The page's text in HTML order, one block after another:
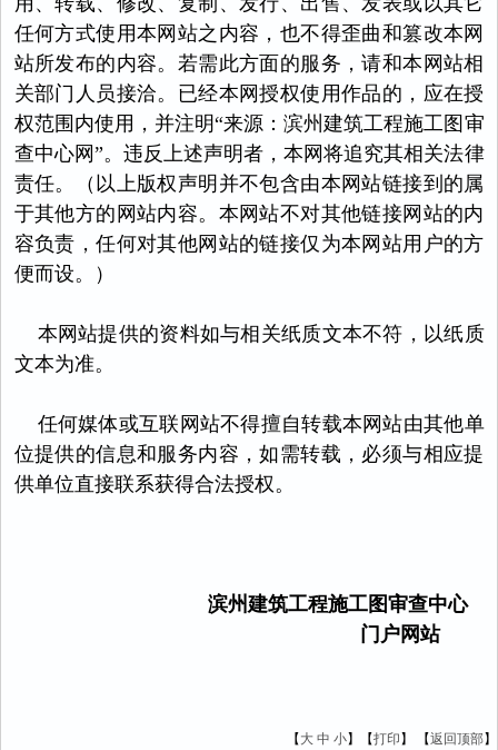
任何方式使用本网站之内容，也不得歪曲和篡改本网
站所发布的内容。若需此方面的服务，请和本网站相
关部门人员接洽。已经本网授权使用作品的，应在授
权范围内使用，并注明“来源：滨州建筑工程施工图审
查中心网”。违反上述声明者，本网将追究其相关法律
责任。（以上版权声明并不包含由本网站链接到的属
于其他方的网站内容。本网站不对其他链接网站的内
容负责，任何对其他网站的链接仅为本网站用户的方
便而设。）
本网站提供的资料如与相关纸质文本不符，以纸质
文本为准。
任何媒体或互联网站不得擅自转载本网站由其他单
位提供的信息和服务内容，如需转载，必须与相应提
供单位直接联系获得合法授权。
滨州建筑工程施工图审查中心
门户网站
【 大 中 小】【打印 】 【返回顶部】